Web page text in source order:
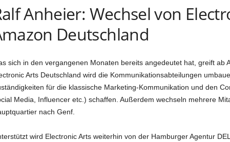
Anheier: Wechsel von
Deutschland
sich in den vergangenen Monaten bereits angedeutet hat, greift ab
Arts Deutschland wird die Kommunikationsabteilungen
für die klassische Marketing-Kommunikation und den
Media, Influencer etc.) schaffen. Außerdem wechseln mehrere
nach Genf.
wird Electronic Arts weiterhin von der Hamburger Agentur